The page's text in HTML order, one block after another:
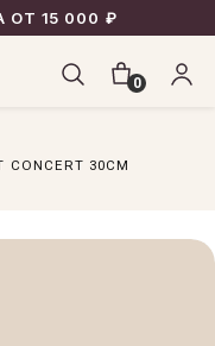
0
15 000 ₽
CONCERT 30СМ